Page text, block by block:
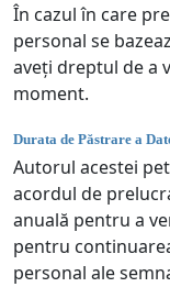
În cazul în care
personal se
aveți dreptul de a
moment.
Durata de Păstrare a
Autorul acestei
acordul de
anuală pentru a
pentru
personal ale